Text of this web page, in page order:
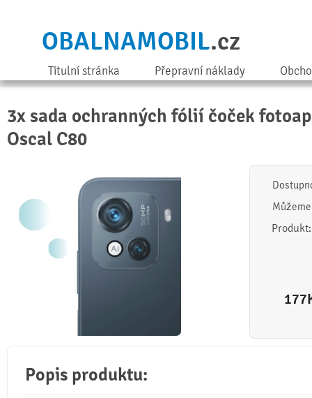
OBALNAMOBIL.cz
Titulní stránka Přepravní náklady
3x sada ochranných fólií čoček
Oscal C80
177
Popis produktu: